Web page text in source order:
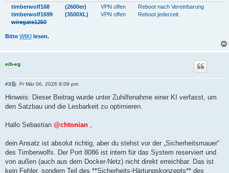
timberwolf168 (2600er) VPN offen
Reboot nach Vereinbarung
timberwolf1699
(3500XL) VPN offen
Reboot jederzeit
wiregate1250
Bitte WIKI lesen.
eib-eg
#3
B
i
r
Fr Mär 06, 2026 8:09 pm
Hinweis: Dieser Beitrag wurde unter Zuhilfenahme einer KI verfasst, um
den Satzbau und die Lesbarkeit zu optimieren.
Hallo Sebastian @chtonian ,
dein Ansatz ist absolut richtig, aber du stehst vor der „Sicherheitsmauer“
des Timberwolfs. Der Port 8086 ist intern für das System reserviert und
von außen (auch aus dem Docker-Netz) nicht direkt erreichbar. Das ist
kein Fehler, sondern Teil des **Sicherheits-Härtungskonzepts** des